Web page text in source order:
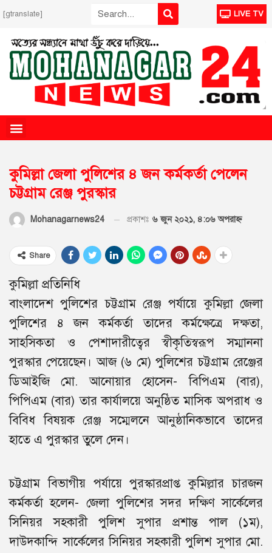
[gtranslate] LIVE TV
কুমিল্লা জেলা পুলিশের ৪ জন কর্মকর্তা পেলেন
চট্টগ্রাম রেঞ্জ পুরস্কার
Mohanagarnews24 প্রকাশঃ ৬ জুন ২০২১, ৪:০৬ অপরাহ্ণ
Share
কুমিল্লা প্রতিনিধি
বাংলাদেশ পুলিশের চট্টগ্রাম রেঞ্জ পর্যায়ে কুমিল্লা জেলা
পুলিশের ৪ জন কর্মকর্তা তাদের কর্মক্ষেত্রে দক্ষতা,
সাহসিকতা ও পেশাদারীত্বের স্বীকৃতিস্বরূপ সম্মাননা
পুরস্কার পেয়েছেন। আজ (৬ মে) পুলিশের চট্টগ্রাম রেঞ্জের
ডিআইজি মো. আনোয়ার হোসেন- বিপিএম (বার),
পিপিএম (বার) তার কার্যালয়ে অনুষ্ঠিত মাসিক অপরাধ ও
বিবিধ বিষয়ক রেঞ্জ সম্মেলনে আনুষ্ঠানিকভাবে তাদের
হাতে এ পুরস্কার তুলে দেন।
চট্টগ্রাম বিভাগীয় পর্যায়ে পুরস্কারপ্রাপ্ত কুমিল্লার চারজন
কর্মকর্তা হলেন- জেলা পুলিশের সদর দক্ষিণ সার্কেলের
সিনিয়র সহকারী পুলিশ সুপার প্রশান্ত পাল (১ম),
দাউদকান্দি সার্কেলের সিনিয়র সহকারী পুলিশ সুপার মো.